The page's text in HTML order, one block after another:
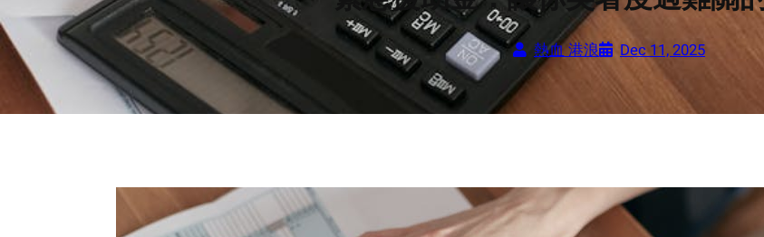
熱血 港浪 Dec 11, 2025